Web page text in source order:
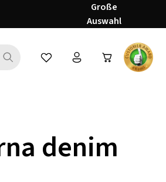
Große
Auswahl
Du hast 0 Produkte auf dem
denim